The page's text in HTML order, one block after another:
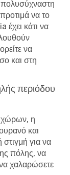
πολυσύχναστη
να το
έχει κάτι να
να
και στη
περιόδου
χώρων, η
και
στιγμή για να
πόλης, να
χαλαρώσετε